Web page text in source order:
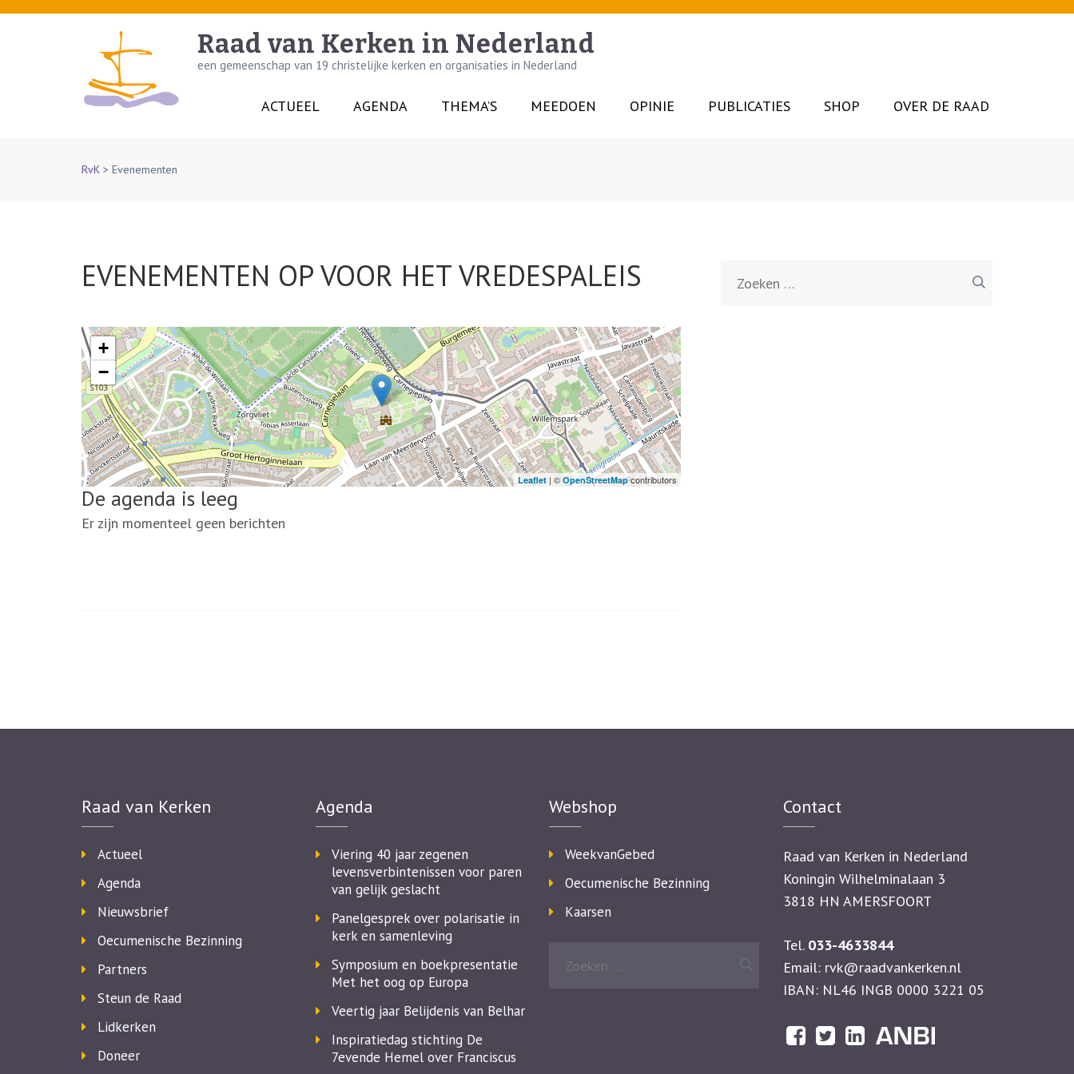
Skip
Raad van Kerken in Nederland
een gemeenschap van 19 christelijke kerken en organisaties in Nederland
ACTUEEL AGENDA THEMA’S MEEDOEN OPINIE PUBLICATIES SHOP OVER DE RAAD
RvK > Evenementen
EVENEMENTEN OPVOOR HET VREDESPALEIS
+
−
Leaflet| © OpenStreetMapcontributors
De agenda is leeg
Er zijn momenteel geen berichten
naar:
Raad van Kerken
Actueel
Agenda
Nieuwsbrief
Oecumenische Bezinning
Partners
Steun de Raad
Lidkerken
Doneer
Agenda
Viering 40 jaar zegenen
levensverbintenissen voor paren
van gelijk geslacht
Panelgesprek over polarisatie in
kerk en samenleving
Symposium en boekpresentatie
Met het oog op Europa
Veertig jaar Belijdenis van Belhar
Inspiratiedag stichting De
7evende Hemel over Franciscus
Webshop
WeekvanGebed
Oecumenische Bezinning
Kaarsen
naar:
Contact
Raad van Kerken in Nederland
Koningin Wilhelminalaan 3
3818 HN AMERSFOORT
Tel. 033-4633844
Email: rvk@raadvankerken.nl
IBAN: NL46 INGB 0000 3221 05